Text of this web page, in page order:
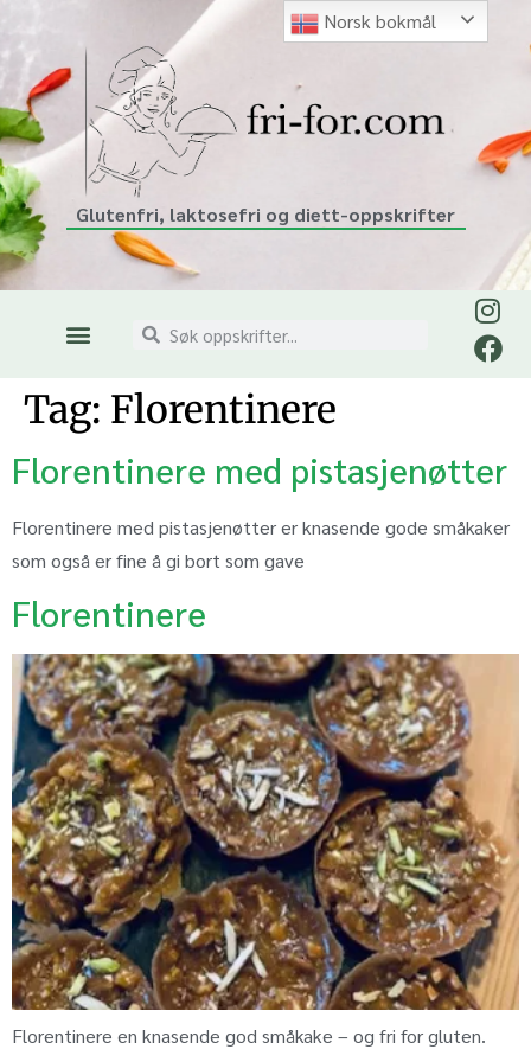
Glutenfri, laktosefri og diett-oppskrifter
Tag: Florentinere
Florentinere med pistasjenøtter
Florentinere med pistasjenøtter er knasende gode småkaker
som også er fine å gi bort som gave
Florentinere
Florentinere en knasende god småkake – og fri for gluten.
Norsk bokmål